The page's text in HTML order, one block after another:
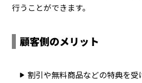
行うことができます。
顧客側のメリット
割引や無料商品などの特典を受